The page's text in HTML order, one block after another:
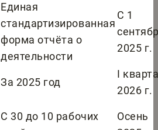
Единая
стандартизированная
форма отчёта о
деятельности
С 1
2025 г.
За 2025 год
I
2026 г.
С 30 до 10 рабочих
Осень